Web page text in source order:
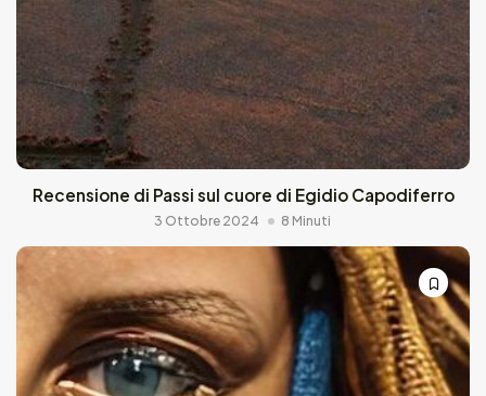
Recensione di Passi sul cuore di Egidio Capodiferro
3 Ottobre 2024 8 Minuti